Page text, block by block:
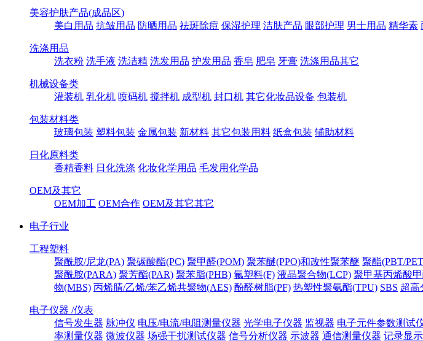
美容护肤产品(成品区)
美白用品 抗皱用品 防晒用品 祛斑除痘 保湿护理 洁肤产品 眼部护理 男士用品 精华素
洗涤用品
洗衣粉 洗手液 洗洁精 洗发用品 护发用品 香皂 肥皂 牙膏 洗涤用品其它
机械设备类
灌装机 乳化机 喷码机 搅拌机 成型机 封口机 其它化妆品设备 包装机
包装材料类
玻璃包装 塑料包装 金属包装 新材料 其它包装用料 纸盒包装 辅助材料
日化原料类
香精香料 日化洗涤 化妆化学用品 毛发用化学品
OEM及其它
OEM加工 OEM合作 OEM及其它其它
电子行业
工程塑料
聚酰胺/尼龙(PA) 聚碳酸酯(PC) 聚甲醛(POM) 聚苯醚(PPO)和改性聚苯醚 聚酯(PBT/
聚酰胺(PARA) 聚芳酯(PAR) 聚苯脂(PHB) 氟塑料(F) 液晶聚合物(LCP) 聚甲基丙烯酸
物(MBS) 丙烯腈/乙烯/苯乙烯共聚物(AES) 酚醛树脂(PF) 热塑性聚氨酯(TPU) SBS 超高
电子仪器 /仪表
信号发生器 脉冲仪 电压/电流/电阻测量仪器 光学电子仪器 监视器 电子元件参数测试
率测量仪器 微波仪器 场强干扰测试仪器 信号分析仪器 示波器 通信测量仪器 记录显